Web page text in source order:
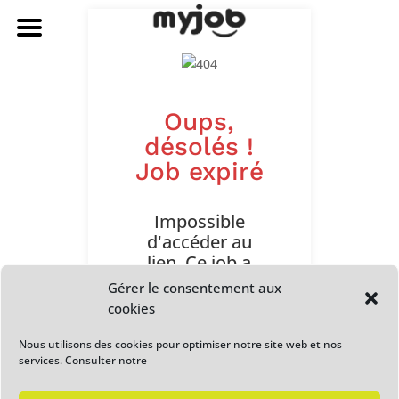
Gérer le consentement aux
cookies
Nous utilisons des cookies pour optimiser notre site web et nos
services. Consulter notre
Oups,
désolés !
Job expiré
Impossible
d'accéder au
lien. Ce job a
expiré. Veuillez
ou la personne
qui a partagé le
lien avec vous.